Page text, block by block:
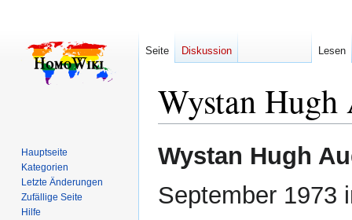
Wystan Hugh
Zur
Navigation
Zur
Suche
Wystan Hugh
September 1973
Seite Diskussion Lesen
Hauptseite
Kategorien
Letzte Änderungen
Zufällige Seite
Hilfe